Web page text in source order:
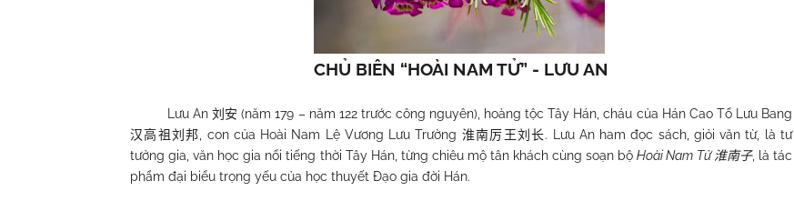
CHỦ BIÊN “HOÀI NAM TỬ” - LƯU AN
Lưu An刘安 (năm 179 – năm 122 trước công nguyên), hoàng tộc Tây Hán, cháu của Hán Cao Tổ Lưu Bang
汉高祖刘邦 , con của Hoài Nam Lệ Vương Lưu Trường 淮南厉王刘长. Lưu An ham đọc sách, giỏi văn từ, là tư
tưởng gia, văn học gia nổi tiếng thời Tây Hán, từng chiêu mộ tân khách cùng soạn bộHoài Nam Tử淮南子, là tác
phẩm đại biểu trọng yếu của học thuyết Đạo gia đời Hán.